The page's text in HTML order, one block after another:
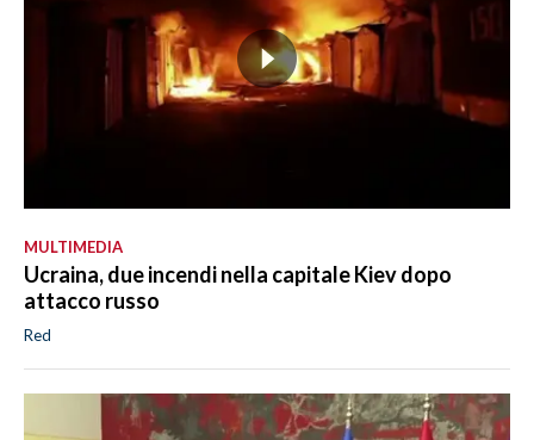
MULTIMEDIA
Ucraina, due incendi nella capitale Kiev dopo
attacco russo
Red